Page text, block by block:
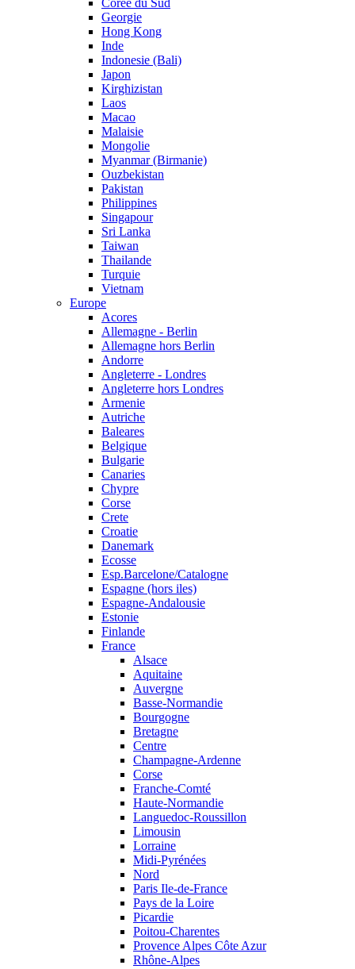
Coree du Sud
Georgie
Hong Kong
Inde
Indonesie (Bali)
Japon
Kirghizistan
Laos
Macao
Malaisie
Mongolie
Myanmar (Birmanie)
Ouzbekistan
Pakistan
Philippines
Singapour
Sri Lanka
Taiwan
Thailande
Turquie
Vietnam
Europe
Acores
Allemagne - Berlin
Allemagne hors Berlin
Andorre
Angleterre - Londres
Angleterre hors Londres
Armenie
Autriche
Baleares
Belgique
Bulgarie
Canaries
Chypre
Corse
Crete
Croatie
Danemark
Ecosse
Esp.Barcelone/Catalogne
Espagne (hors iles)
Espagne-Andalousie
Estonie
Finlande
France
Alsace
Aquitaine
Auvergne
Basse-Normandie
Bourgogne
Bretagne
Centre
Champagne-Ardenne
Corse
Franche-Comté
Haute-Normandie
Languedoc-Roussillon
Limousin
Lorraine
Midi-Pyrénées
Nord
Paris Ile-de-France
Pays de la Loire
Picardie
Poitou-Charentes
Provence Alpes Côte Azur
Rhône-Alpes